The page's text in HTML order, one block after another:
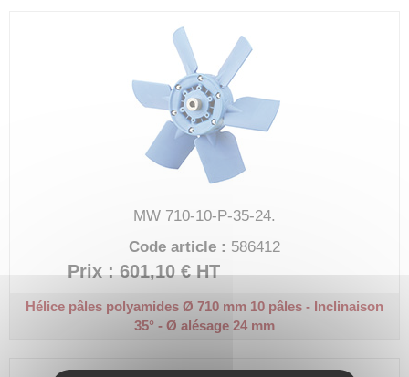
MW 710-10-P-35-24.
Code article : 586412
Prix : 601,10 €HT
Hélice pâles polyamides Ø 710 mm 10 pâles - Inclinaison
35° - Ø alésage 24 mm